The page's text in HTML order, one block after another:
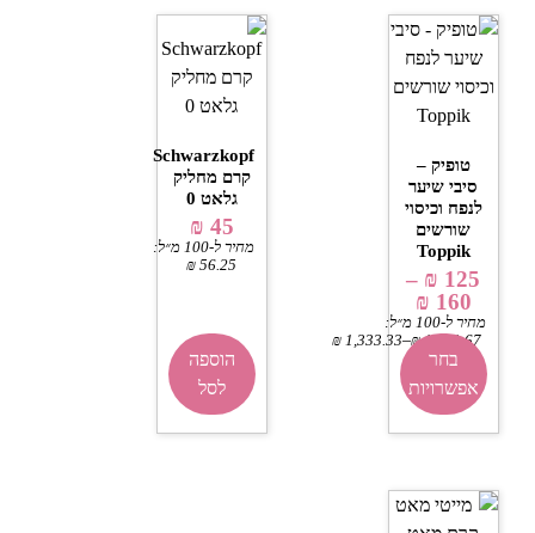
טופיק –
סיבי שיער
לנפח וכיסוי
שורשים
Toppik
₪ 125
–
₪ 160
מחיר ל-100 מ״ל:
₪1,041.67
–
₪ 1,333.33
בחר
אפשרויות
Schwarzkopf
קרם מחליק
גלאט 0
₪ 45
מחיר ל-100 מ״ל:
₪ 56.25
הוספה
לסל